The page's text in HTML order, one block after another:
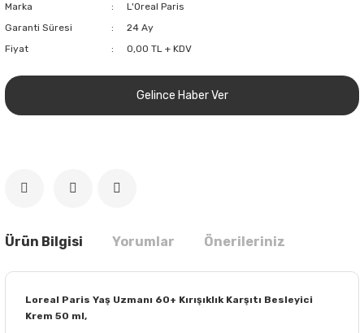
Marka
L'Oreal Paris
Garanti Süresi
24 Ay
Fiyat
0,00 TL + KDV
Gelince Haber Ver
Ürün Bilgisi Yorumlar Önerileriniz
Loreal Paris Yaş Uzmanı 60+ Kırışıklık Karşıtı Besleyici
Krem 50 ml,